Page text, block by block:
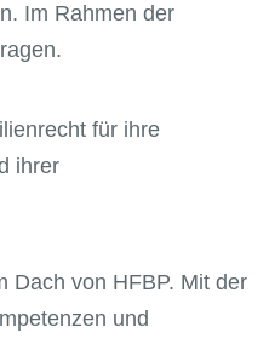
Im Rahmen der
für ihre
ihrer
Dach von HFBP. Mit der
und